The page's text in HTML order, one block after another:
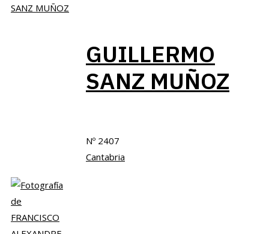
GUILLERMO
SANZ MUÑOZ
Nº 2407
Cantabria